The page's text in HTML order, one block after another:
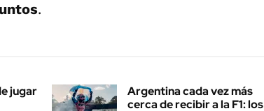
.
jugar
Argentina cada vez más
cerca de recibir a la F1: los